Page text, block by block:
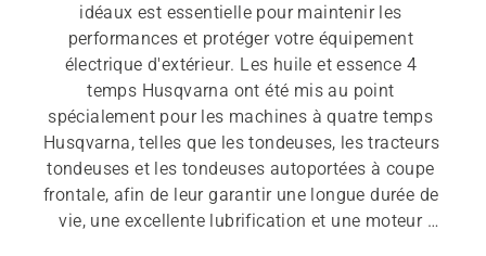
idéaux est essentielle pour maintenir les
performances et protéger votre équipement
électrique d'extérieur. Les huile et essence 4
temps Husqvarna ont été mis au point
spécialement pour les machines à quatre temps
Husqvarna, telles que les tondeuses, les tracteurs
tondeuses et les tondeuses autoportées à coupe
frontale, afin de leur garantir une longue durée de
vie, une excellente lubrification et une moteur